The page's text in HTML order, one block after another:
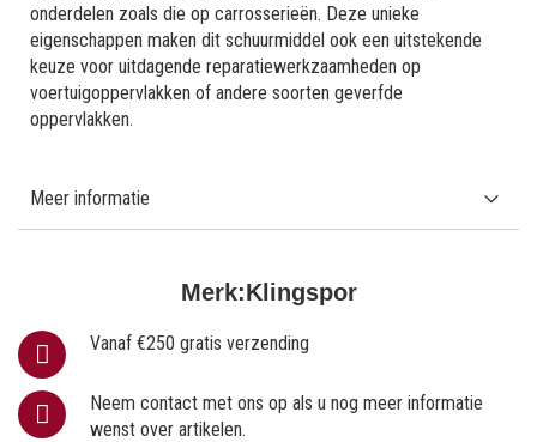
Merk:Klingspor
Vanaf €250 gratis verzending
Neem contact met ons op als u nog meer informatie
wenst over artikelen.
onderdelen zoals die op carrosserieën. Deze unieke
eigenschappen maken dit schuurmiddel ook een uitstekende
keuze voor uitdagende reparatiewerkzaamheden op
voertuigoppervlakken of andere soorten geverfde
oppervlakken.
Meer informatie